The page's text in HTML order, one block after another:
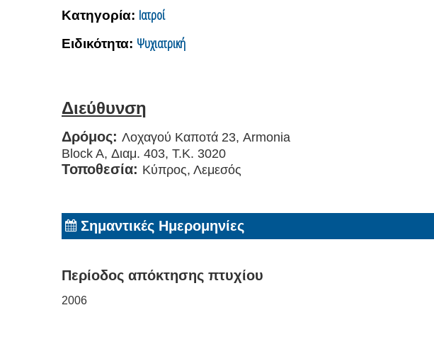
Κατηγορία: Ιατροί
Ειδικότητα: Ψυχιατρική
Διεύθυνση
Δρόμος: Λοχαγού Καποτά 23, Armonia
Block A, Διαμ. 403, Τ.Κ. 3020
Τοποθεσία: Κύπρος, Λεμεσός
Σημαντικές Ημερομηνίες
Περίοδος απόκτησης πτυχίου
2006